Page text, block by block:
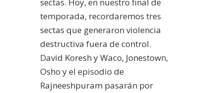
sectas. Hoy, en nuestro final de
temporada, recordaremos tres
sectas que generaron violencia
destructiva fuera de control.
David Koresh y Waco, Jonestown,
Osho y el episodio de
Rajneeshpuram pasarán por